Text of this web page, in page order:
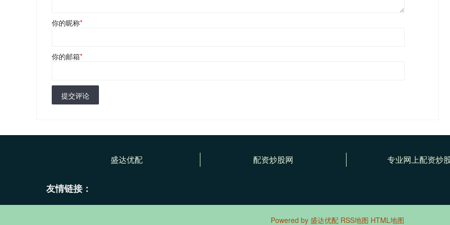
你的昵称*
你的邮箱*
提交评论
盛达优配 配资炒股网 专业网上配资炒
友情链接：
Powered by 盛达优配 RSS地图 HTML地图